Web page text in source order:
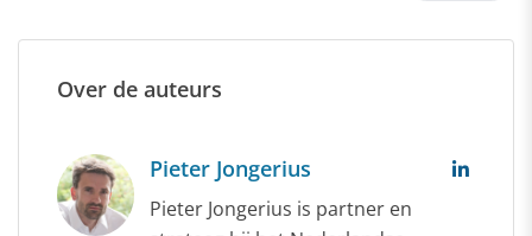
Over de auteurs
Pieter Jongerius
Pieter Jongerius is partner en